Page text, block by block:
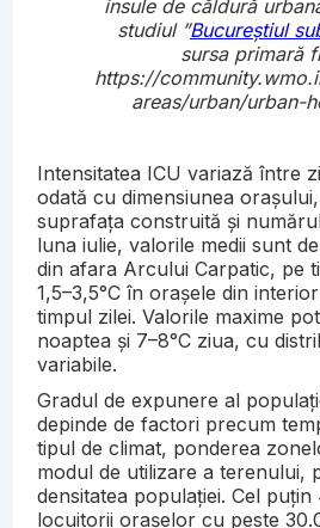
insule de căldură
studiul ”Bucureștiul
sursa primară
https://
areas/urban/urban-
Intensitatea ICU variază între
odată cu dimensiunea
suprafața construită și
luna iulie, valorile medii sunt
din afara Arcului Carpatic, pe
1,5–3,5°C în orașele din
timpul zilei. Valorile maxime
noaptea și 7–8°C ziua, cu
variabile.
Gradul de expunere al
depinde de factori precum
tipul de climat, ponderea
modul de utilizare a terenului,
densitatea populației. Cel
locuitorii orașelor cu peste